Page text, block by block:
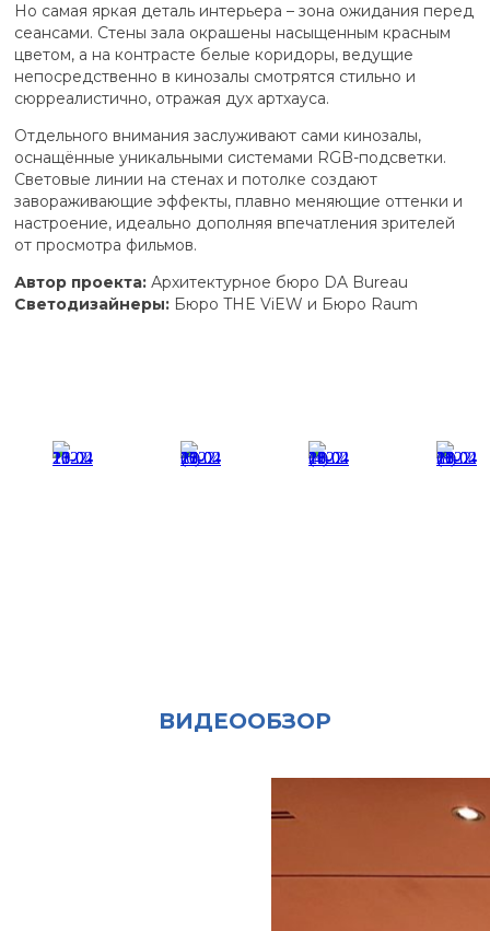
Но самая яркая деталь интерьера – зона ожидания перед
сеансами. Стены зала окрашены насыщенным красным
цветом, а на контрасте белые коридоры, ведущие
непосредственно в кинозалы смотрятся стильно и
сюрреалистично, отражая дух артхауса.
Отдельного внимания заслуживают сами кинозалы,
оснащённые уникальными системами RGB-подсветки.
Световые линии на стенах и потолке создают
завораживающие эффекты, плавно меняющие оттенки и
настроение, идеально дополняя впечатления зрителей
от просмотра фильмов.
Автор проекта: Архитектурное бюро DA Bureau
Светодизайнеры: Бюро THE ViEW и Бюро Raum
ВИДЕООБЗОР